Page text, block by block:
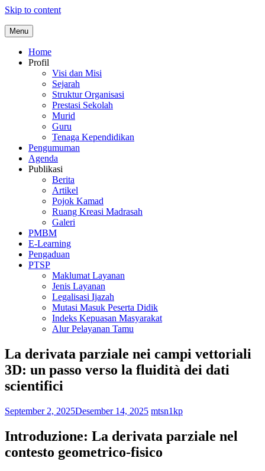
Skip to content
Menu
Home
Profil
Visi dan Misi
Sejarah
Struktur Organisasi
Prestasi Sekolah
Murid
Guru
Tenaga Kependidikan
Pengumuman
Agenda
Publikasi
Berita
Artikel
Pojok Kamad
Ruang Kreasi Madrasah
Galeri
PMBM
E-Learning
Pengaduan
PTSP
Maklumat Layanan
Jenis Layanan
Legalisasi Ijazah
Mutasi Masuk Peserta Didik
Indeks Kepuasan Masyarakat
Alur Pelayanan Tamu
La derivata parziale nei campi vettoriali
3D: un passo verso la fluidità dei dati
scientifici
September 2, 2025Desember 14, 2025 mtsn1kp
Introduzione: La derivata parziale nel
contesto geometrico-fisico